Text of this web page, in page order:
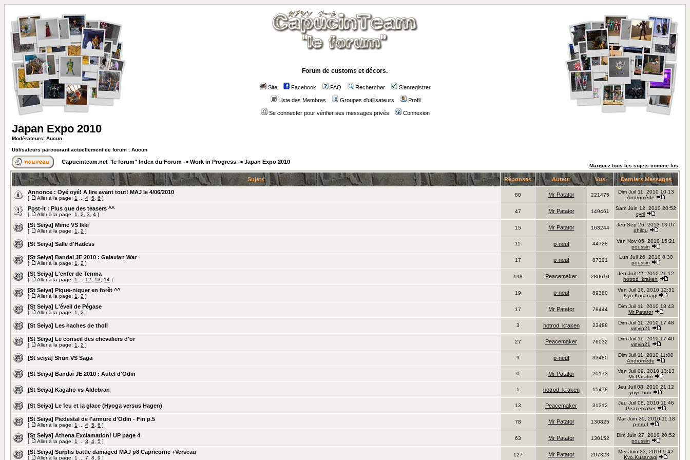
Forum de customs et décors.
Site Facebook FAQ Rechercher S'enregistrer
Liste des Membres Groupes d'utilisateurs Profil
Se connecter pour vérifier ses messages privés Connexion
Japan Expo 2010
Modérateurs: Aucun
Utilisateurs parcourant actuellement ce forum : Aucun
Capucinteam.net "le forum" Index du Forum -> Work in Progress -> Japan Expo 2010
Marquez tous les sujets comme lus
Sujets Réponses Auteur Vus Derniers Messages
Annonce : Oyé oyé! A lire avant tout! MAJ le 4/06/2010
[ Aller à la page: 1 4 5 6 ]
80 Mr Patator 221475
Dim Juil 11, 2010 10:13
Andromède
Post-it : Plus que des teasers ^^
[ Aller à la page: 1 2 3 4 ]
47 Mr Patator 149461
Sam Juin 12, 2010 20:52
cyril
[St Seiya] Mime VS Ikki
[ Aller à la page: 1 2 ]
15 Mr Patator 163244
Jeu Sep 26, 2013 13:07
philou
[St Seiya] Salle d'Hadess 11 p-neuf 44728
Ven Nov 05, 2010 15:21
poussin
[St Seiya] Bandai JE 2010 : Galaxian War
[ Aller à la page: 1 2 ]
17 p-neuf 87301
Lun Juil 26, 2010 8:30
poussin
[St Seiya] L'enfer de Tenma
[ Aller à la page: 1 12 13 14 ]
198 Peacemaker 280610
Jeu Juil 22, 2010 21:12
hotrod_kraken
[St Seiya] Pique-niquer en forêt ^^
[ Aller à la page: 1 2 ]
19 p-neuf 89380
Ven Juil 16, 2010 12:31
Kyo.Kusanagi
[St Seiya] L'éveil de Pégase
[ Aller à la page: 1 2 ]
17 Mr Patator 78444
Dim Juil 11, 2010 18:43
Mr Patator
[St Seiya] Les haches de tholl 3 hotrod_kraken 23488
Dim Juil 11, 2010 17:48
vinvin21
[St Seiya] Le conseil des chevaliers d'or
[ Aller à la page: 1 2 ]
27 Peacemaker 76032
Dim Juil 11, 2010 17:40
vinvin21
[St seiya] Shun VS Saga 9 p-neuf 33480
Dim Juil 11, 2010 11:00
Andromède
[St Seiya] Bandai JE 2010 : Autel d'Odin 0 Mr Patator 20173
Ven Juil 09, 2010 13:13
Mr Patator
[St Seiya] Kagaho vs Aldebran 1 hotrod_kraken 15478
Jeu Juil 08, 2010 21:12
yoyo-bob
[St Seiya] Le feu et la glace (Hyoga versus Hagen) 13 Peacemaker 31312
Jeu Juil 08, 2010 11:46
Peacemaker
[St Seiya] Piedestal de l'armure d'Odin - Fin p.5
[ Aller à la page: 1 4 5 6 ]
78 Mr Patator 130825
Mar Juin 29, 2010 11:18
p-neuf
[St Seiya] Athena Exclamation! UP page 4
[ Aller à la page: 1 3 4 5 ]
63 Mr Patator 130152
Dim Juin 27, 2010 20:52
poussin
[St Seiya] Surplis battle damaged MAJ p8 Capricorne +Verseau
[ Aller à la page: 1 7 8 9 ]
127 Mr Patator 207323
Mer Juin 23, 2010 9:42
Kyo.Kusanagi